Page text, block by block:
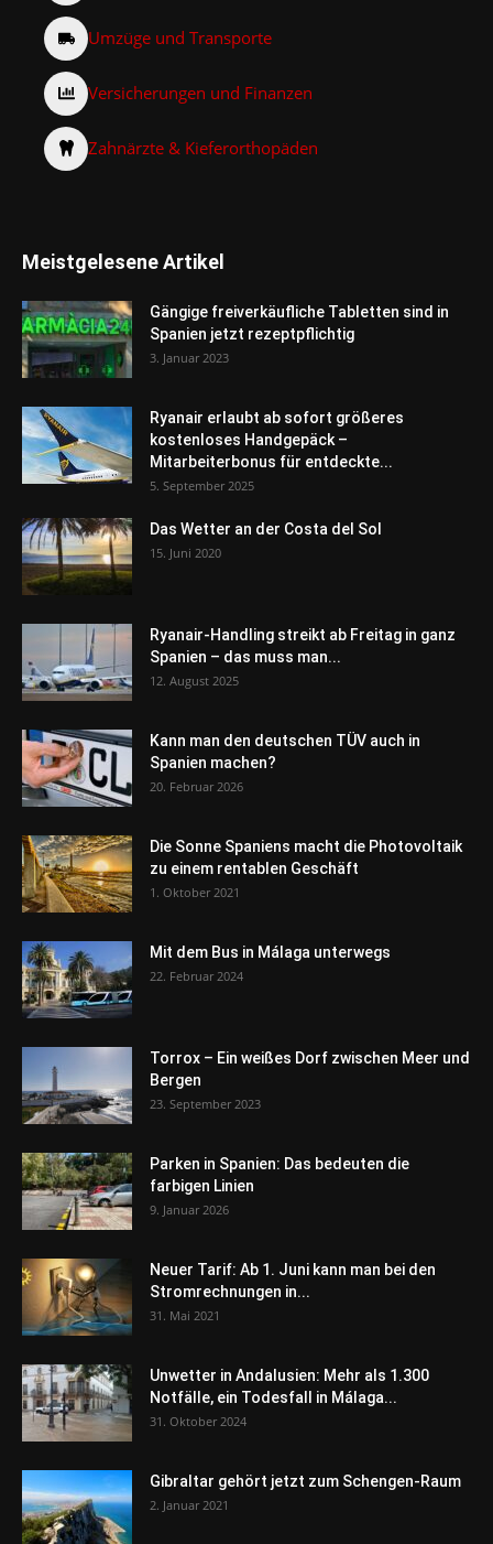
Umzüge und Transporte
Versicherungen und Finanzen
Zahnärzte & Kieferorthopäden
Meistgelesene Artikel
Gängige freiverkäufliche Tabletten sind in
Spanien jetzt rezeptpflichtig
3. Januar 2023
Ryanair erlaubt ab sofort größeres
kostenloses Handgepäck –
Mitarbeiterbonus für entdeckte...
5. September 2025
Das Wetter an der Costa del Sol
15. Juni 2020
Ryanair-Handling streikt ab Freitag in ganz
Spanien – das muss man...
12. August 2025
Kann man den deutschen TÜV auch in
Spanien machen?
20. Februar 2026
Die Sonne Spaniens macht die Photovoltaik
zu einem rentablen Geschäft
1. Oktober 2021
Mit dem Bus in Málaga unterwegs
22. Februar 2024
Torrox – Ein weißes Dorf zwischen Meer und
Bergen
23. September 2023
Parken in Spanien: Das bedeuten die
farbigen Linien
9. Januar 2026
Neuer Tarif: Ab 1. Juni kann man bei den
Stromrechnungen in...
31. Mai 2021
Unwetter in Andalusien: Mehr als 1.300
Notfälle, ein Todesfall in Málaga...
31. Oktober 2024
Gibraltar gehört jetzt zum Schengen-Raum
2. Januar 2021